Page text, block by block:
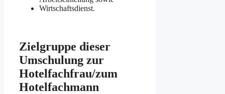
Wirtschaftsdienst.
Zielgruppe dieser
Umschulung zur
Hotelfachfrau/zum
Hotelfachmann